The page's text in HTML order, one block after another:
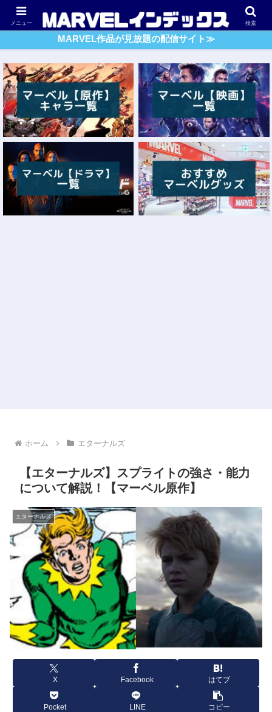
アベンジャーズ スパイダーマン ガーディアンズ・O・G
MARVEL作品が見放題の配信サイト≫
ホーム エターナルズ
【エターナルズ】スプライトの強さ・能力
について解説！【マーベル原作】
エターナルズ
X Facebook はてブ
Pocket LINE コピー
メニュー 検索